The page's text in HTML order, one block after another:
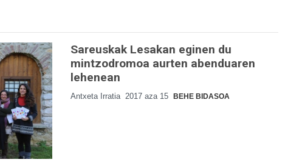
Sareuskak Lesakan eginen du
mintzodromoa aurten abenduaren
lehenean
Antxeta Irratia 2017 aza 15 BEHE BIDASOA